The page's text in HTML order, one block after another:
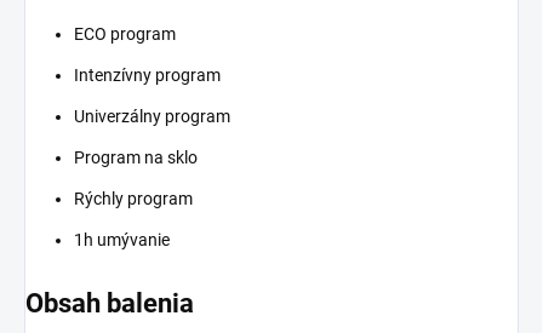
ECO program
Intenzívny program
Univerzálny program
Program na sklo
Rýchly program
1h umývanie
Obsah balenia